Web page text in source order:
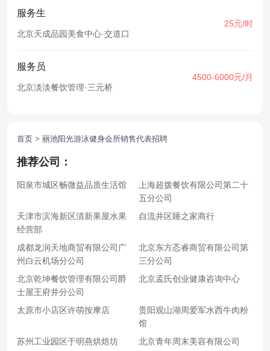
服务生
北京天成品园美食中心·交道口
25元/时
服务员
北京淡淡餐饮管理·三元桥
4500-6000元/月
首页 > 丽池阳光游泳健身会所销售代表招聘
推荐公司：
阳泉市城区畅微益品质生活馆
上海超拨餐饮有限公司第二十
五分公司
天津市滨海新区清新果屋水果
经营部
自流井区睡之家商行
成都龙润天地商贸有限公司广
州白云机场分公司
北京东方忞睿商贸有限公司第
三分公司
北京乾坤餐饮管理有限公司爵
士屋王府井分公司
北京孟氏创业健康咨询中心
太原市小店区许萌按摩店
贵阳观山湖周爱军水西牛肉粉
馆
苏州工业园区于明燕烘焙坊
北京青年周末美容有限公司